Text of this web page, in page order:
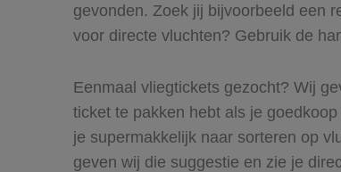
gevonden. Zoek jij bijvoorbeeld een
voor directe vluchten? Gebruik de
Eenmaal vliegtickets gezocht? Wij
ticket te pakken hebt als je
je supermakkelijk naar sorteren op
geven wij die suggestie en zie je